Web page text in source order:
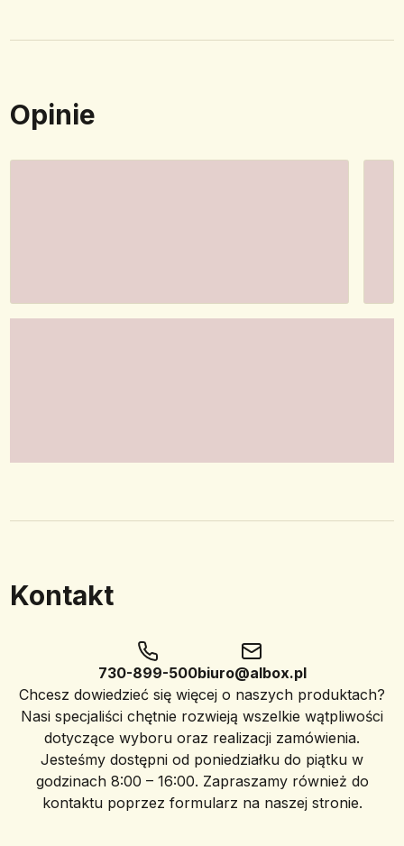
Opinie
Kontakt
730-899-500biuro@albox.pl
Chcesz dowiedzieć się więcej o naszych produktach?
Nasi specjaliści chętnie rozwieją wszelkie wątpliwości
dotyczące wyboru oraz realizacji zamówienia.
Jesteśmy dostępni od poniedziałku do piątku w
godzinach 8:00 – 16:00. Zapraszamy również do
kontaktu poprzez formularz na naszej stronie.